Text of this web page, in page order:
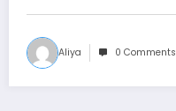
Aliya 0 Comments